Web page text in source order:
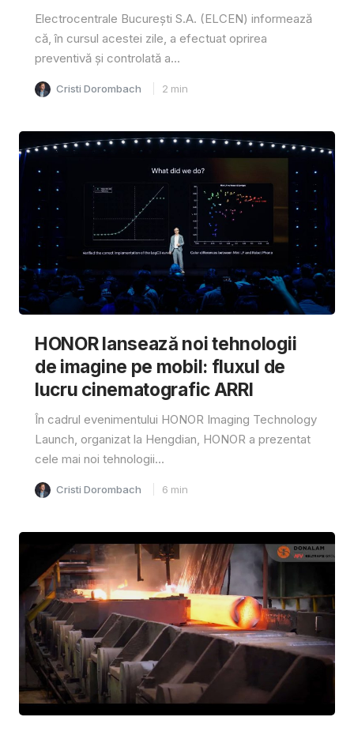
Electrocentrale București S.A. (ELCEN) informează
că, în cursul acestei zile, a efectuat oprirea
preventivă și controlată a...
Cristi Dorombach 2 min
HONOR lansează noi tehnologii
de imagine pe mobil: fluxul de
lucru cinematografic ARRI
În cadrul evenimentului HONOR Imaging Technology
Launch, organizat la Hengdian, HONOR a prezentat
cele mai noi tehnologii...
Cristi Dorombach 6 min